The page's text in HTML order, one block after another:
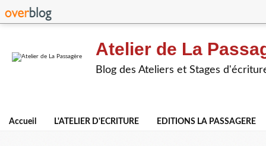
Atelier de La
Blog des Ateliers et Stages
Accueil L'ATELIER D'ECRITURE EDITIONS LA PASSAGERE